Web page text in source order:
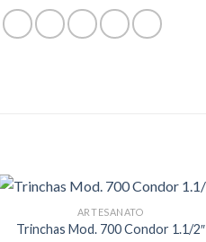
ARTESANATO
Trinchas Mod. 700 Condor 1.1/2″